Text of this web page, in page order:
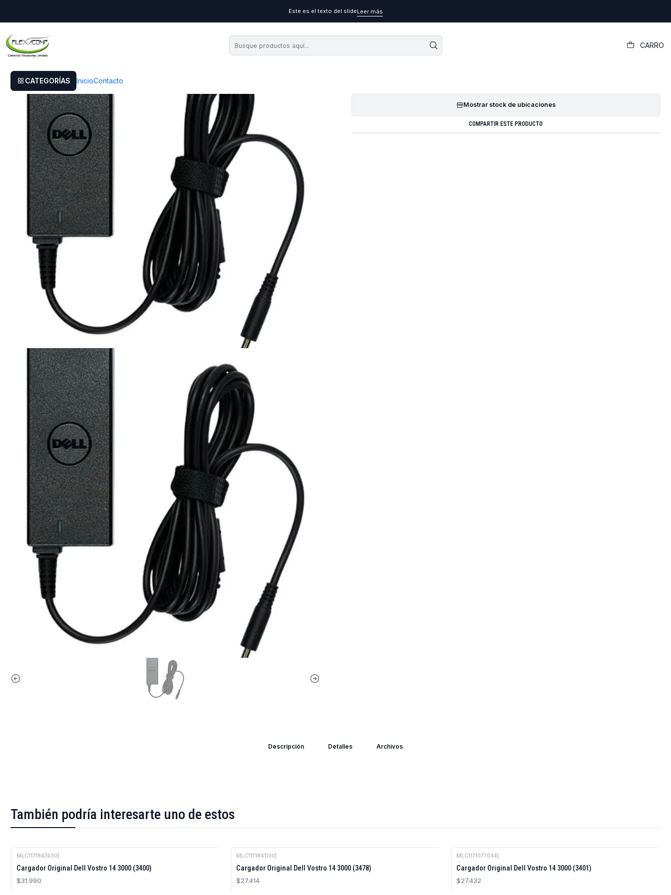
CARRO
CATEGORÍAS InicioContacto
Este es el texto del slideLeer más
Cargador Original Dell Vostro 14 3000 (3480)
Mostrar stock de ubicaciones
COMPARTIR ESTE PRODUCTO
Descripción Detalles Archivos
También podría interesarte uno de estos
MLC1171847430
Cargador Original Dell Vostro 14 3000 (3400)
$31.990
MLC1171841130
Cargador Original Dell Vostro 14 3000 (3478)
$27.414
MLC1171077044
Cargador Original Dell Vostro 14 3000 (3401)
$27.432